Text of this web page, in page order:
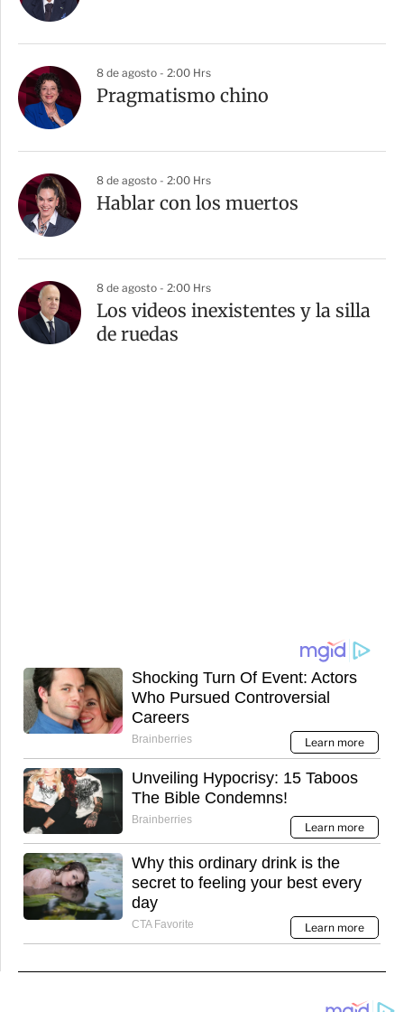
8 de agosto - 2:00 Hrs
Pragmatismo chino
8 de agosto - 2:00 Hrs
Hablar con los muertos
8 de agosto - 2:00 Hrs
Los videos inexistentes y la silla
de ruedas